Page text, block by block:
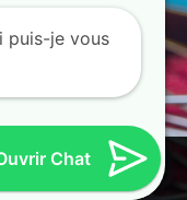
puis-je vous
Chat